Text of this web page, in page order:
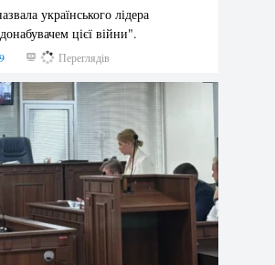
українського лідера
цієї війни".
166 Переглядів